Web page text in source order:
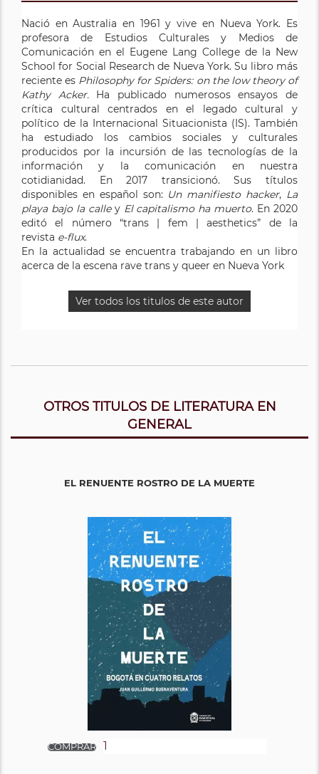
Nació en Australia en 1961 y vive en Nueva York. Es
profesora de Estudios Culturales y Medios de
Comunicación en el Eugene Lang College de la New
School for Social Research de Nueva York. Su libro más
reciente es Philosophy for Spiders: on the low theory of
Kathy Acker.Ha publicado numerosos ensayos de
crítica cultural centrados en el legado cultural y
político de la Internacional Situacionista (IS). También
ha estudiado los cambios sociales y culturales
producidos por la incursión de las tecnologías de la
información y la comunicación en nuestra
cotidianidad. En 2017 transicionó. Sus títulos
disponibles en español son: Un manifiesto hacker, La
playa bajo la calley El capitalismo ha muerto. En 2020
editó el número “trans | fem | aesthetics” de la
revista e-flux.
En la actualidad se encuentra trabajando en un libro
acerca de la escena rave trans y queer en Nueva York
Ver todos los titulos de este autor
OTROS TITULOS DE LITERATURA EN
GENERAL
EL RENUENTE ROSTRO DE LA MUERTE